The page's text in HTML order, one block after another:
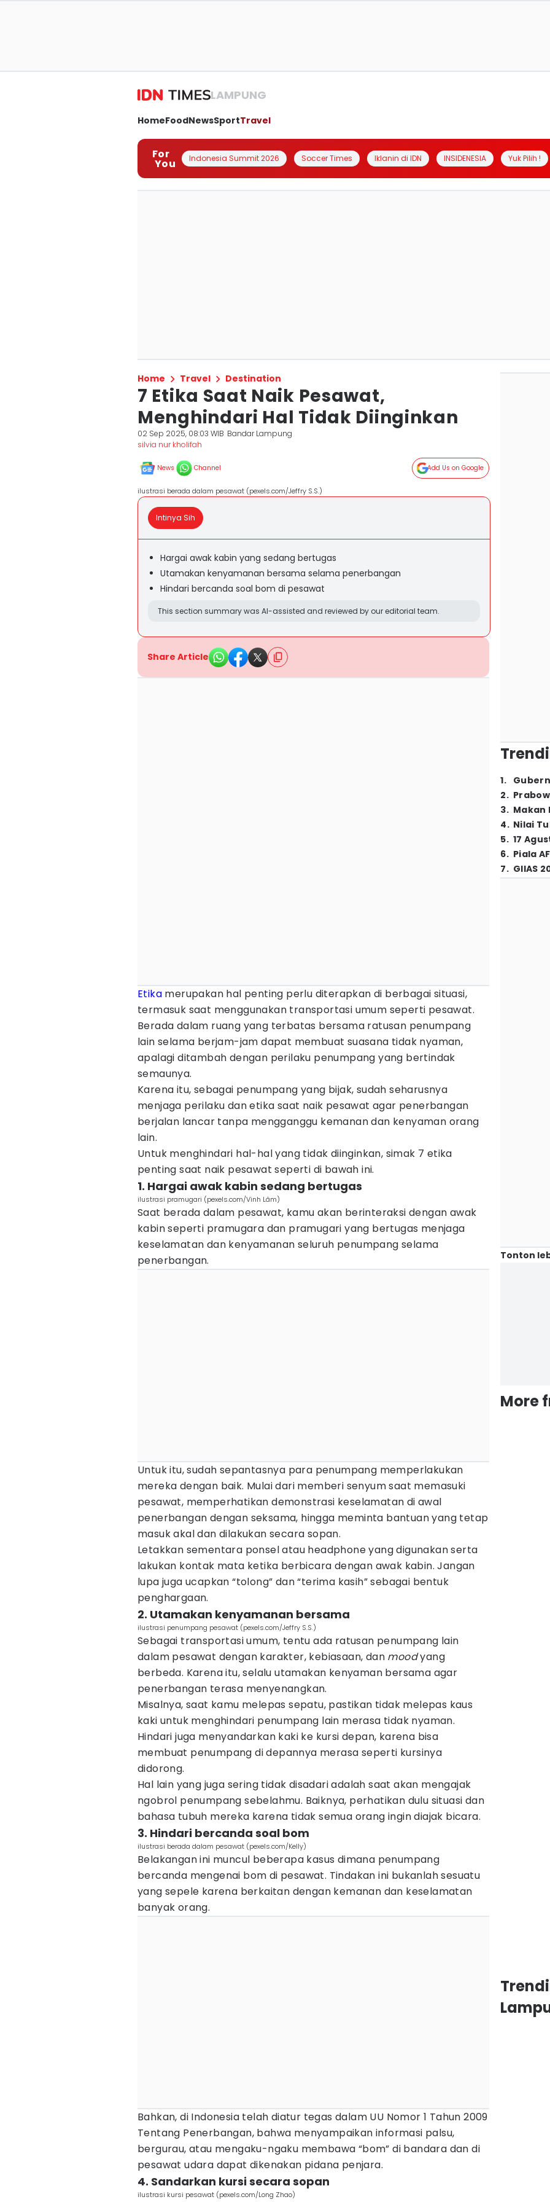
LAMPUNG
HomeFoodNewsSportTravel
For
You Indonesia Summit 2026 Soccer Times Iklanin di IDN INSIDENESIA Yuk Pilih !
Home Travel Destination
7 Etika Saat Naik Pesawat,
Menghindari Hal Tidak Diinginkan
02 Sep 2025, 08:03 WIB Bandar Lampung
silvia nur kholifah
News Channel Add Us on Google
ilustrasi berada dalam pesawat (pexels.com/Jeffry S.S.)
Intinya Sih
Hargai awak kabin yang sedang bertugas
Utamakan kenyamanan bersama selama penerbangan
Hindari bercanda soal bom di pesawat
This section summary was AI-assisted and reviewed by our editorial team.
Share Article
Etika merupakan hal penting perlu diterapkan di berbagai situasi,
termasuk saat menggunakan transportasi umum seperti pesawat.
Berada dalam ruang yang terbatas bersama ratusan penumpang
lain selama berjam-jam dapat membuat suasana tidak nyaman,
apalagi ditambah dengan perilaku penumpang yang bertindak
semaunya.
Karena itu, sebagai penumpang yang bijak, sudah seharusnya
menjaga perilaku dan etika saat naik pesawat agar penerbangan
berjalan lancar tanpa mengganggu kemanan dan kenyaman orang
lain.
Untuk menghindari hal-hal yang tidak diinginkan, simak 7 etika
penting saat naik pesawat seperti di bawah ini.
1. Hargai awak kabin sedang bertugas
ilustrasi pramugari (pexels.com/Vinh Lâm)
Saat berada dalam pesawat, kamu akan berinteraksi dengan awak
kabin seperti pramugara dan pramugari yang bertugas menjaga
keselamatan dan kenyamanan seluruh penumpang selama
penerbangan.
Untuk itu, sudah sepantasnya para penumpang memperlakukan
mereka dengan baik. Mulai dari memberi senyum saat memasuki
pesawat, memperhatikan demonstrasi keselamatan di awal
penerbangan dengan seksama, hingga meminta bantuan yang tetap
masuk akal dan dilakukan secara sopan.
Letakkan sementara ponsel atau headphone yang digunakan serta
lakukan kontak mata ketika berbicara dengan awak kabin. Jangan
lupa juga ucapkan “tolong” dan “terima kasih” sebagai bentuk
penghargaan.
2. Utamakan kenyamanan bersama
ilustrasi penumpang pesawat (pexels.com/Jeffry S.S.)
Sebagai transportasi umum, tentu ada ratusan penumpang lain
dalam pesawat dengan karakter, kebiasaan, dan moodyang
berbeda. Karena itu, selalu utamakan kenyaman bersama agar
penerbangan terasa menyenangkan.
Misalnya, saat kamu melepas sepatu, pastikan tidak melepas kaus
kaki untuk menghindari penumpang lain merasa tidak nyaman.
Hindari juga menyandarkan kaki ke kursi depan, karena bisa
membuat penumpang di depannya merasa seperti kursinya
didorong.
Hal lain yang juga sering tidak disadari adalah saat akan mengajak
ngobrol penumpang sebelahmu. Baiknya, perhatikan dulu situasi dan
bahasa tubuh mereka karena tidak semua orang ingin diajak bicara.
3. Hindari bercanda soal bom
ilustrasi berada dalam pesawat (pexels.com/Kelly)
Belakangan ini muncul beberapa kasus dimana penumpang
bercanda mengenai bom di pesawat. Tindakan ini bukanlah sesuatu
yang sepele karena berkaitan dengan kemanan dan keselamatan
banyak orang.
Bahkan, di Indonesia telah diatur tegas dalam UU Nomor 1 Tahun 2009
Tentang Penerbangan, bahwa menyampaikan informasi palsu,
bergurau, atau mengaku-ngaku membawa “bom” di bandara dan di
pesawat udara dapat dikenakan pidana penjara.
4. Sandarkan kursi secara sopan
ilustrasi kursi pesawat (pexels.com/Long Zhao)
1.
2.
3. Makan
4. Nilai
5. 17
6. Piala
7. GIIAS
Tonton
More